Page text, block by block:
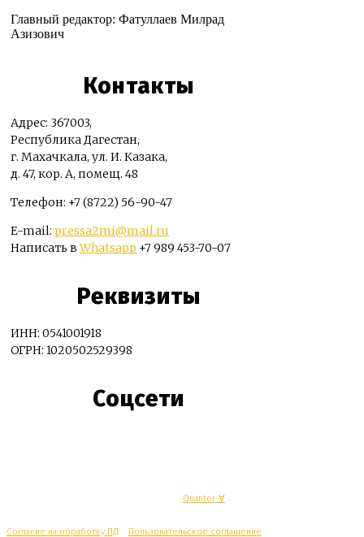
Главный редактор: Фатуллаев Милрад
Азизович
Контакты
Адрес: 367003,
Республика Дагестан,
г. Махачкала, ул. И. Казака,
д. 47, кор. А, помещ. 48
Телефон: +7 (8722) 56-90-47
E-mail: pressa2mi@mail.ru
Написать вWhatsapp +7 989 453-70-07
Реквизиты
ИНН: 0541001918
ОГРН: 1020502529398
Соцсети
Quantor-∀
Согласие на обработку ПД Пользовательское соглашение